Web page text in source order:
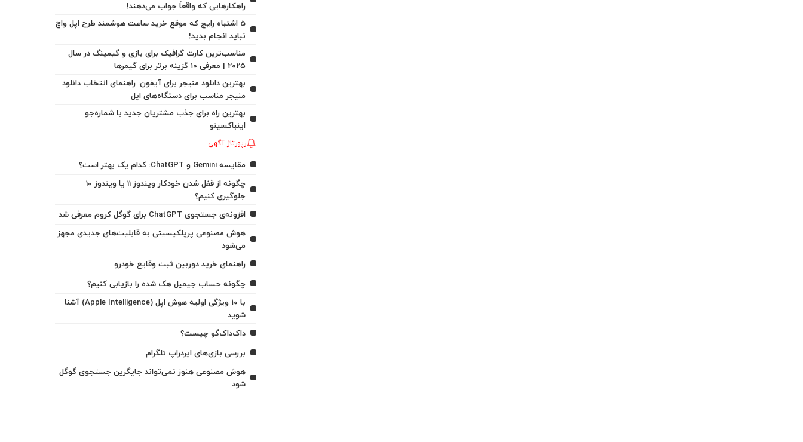
راهکارهایی که واقعاً جواب می‌دهند!
5 اشتباه رایج که موقع خرید ساعت هوشمند طرح اپل واچ
نباید انجام بدید!
مناسب‌ترین کارت گرافیک برای بازی و گیمینگ در سال
۲۰۲۵ | معرفی ۱۰ گزینه برتر برای گیمرها
بهترین دانلود منیجر برای آیفون: راهنمای انتخاب دانلود
منیجر مناسب برای دستگاه‌های اپل
بهترین راه برای جذب مشتریان جدید با شماره‌جو
اینباکسینو
رپورتاژ آگهی
مقایسه Gemini و ChatGPT: کدام یک بهتر است؟
چگونه از قفل شدن خودکار ویندوز 11 یا ویندوز 10
جلوگیری کنیم؟
افزونه‌ی جستجوی ChatGPT برای گوگل کروم معرفی شد
هوش مصنوعی پرپلکیسیتی به قابلیت‌های جدیدی مجهز
می‌شود
راهنمای خرید دوربین ثبت وقایع خودرو
چگونه حساب جیمیل هک شده را بازیابی کنیم؟
با ۱۰ ویژگی اولیه هوش اپل (Apple Intelligence) آشنا
شوید
داک‌داک‌گو چیست؟
بررسی بازی‌های ایردراپ تلگرام
هوش مصنوعی هنوز نمی‌تواند جایگزین جستجوی گوگل
شود